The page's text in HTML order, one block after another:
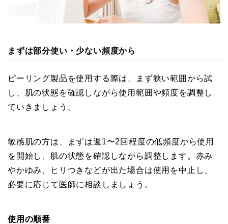
まずは部分使い・少ない頻度から
ピーリング製品を使用する際は、まず狭い範囲から試
し、肌の状態を確認しながら使用範囲や頻度を調整し
ていきましょう。
敏感肌の方は、まずは週1〜2回程度の低頻度から使用
を開始し、肌の状態を確認しながら調整します。赤み
やかゆみ、ヒリつきなどが出た場合は使用を中止し、
必要に応じて医師に相談しましょう。
使用の順番